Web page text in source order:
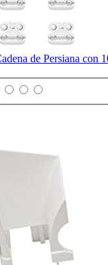
de Persiana con